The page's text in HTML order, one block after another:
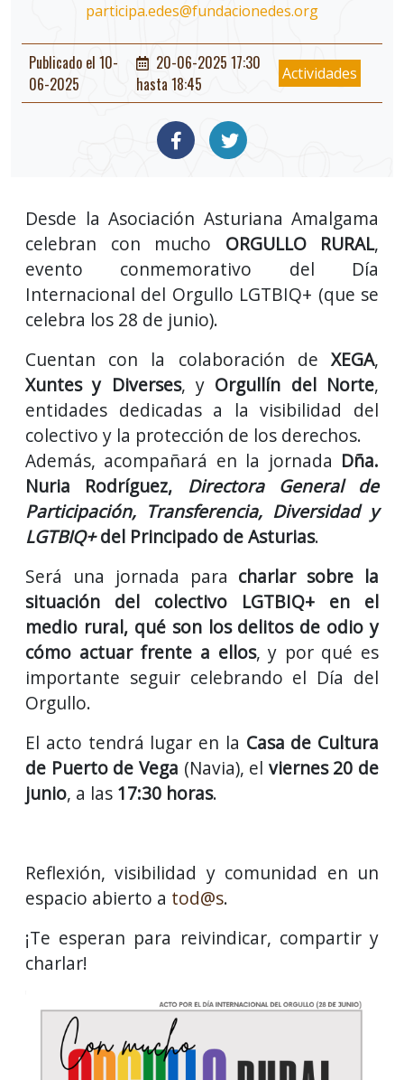
participa.edes@fundacionedes.org
Publicado el 10-
06-2025
20-06-2025 17:30
hasta 18:45
Actividades
Desde la Asociación Asturiana Amalgama
celebran con mucho ORGULLO RURAL,
evento conmemorativo del Día
Internacional del Orgullo LGTBIQ+ (que se
celebra los 28 de junio).
Cuentan con la colaboración de XEGA,
Xuntes y Diverses, y Orgullín del Norte,
entidades dedicadas a la visibilidad del
colectivo y la protección de los derechos.
Además, acompañará en la jornada Dña.
Nuria Rodríguez, Directora General de
Participación, Transferencia, Diversidad y
LGTBIQ+del Principado de Asturias.
Será una jornada para charlar sobre la
situación del colectivo LGTBIQ+ en el
medio rural, qué son los delitos de odio y
cómo actuar frente a ellos, y por qué es
importante seguir celebrando el Día del
Orgullo.
El acto tendrá lugar en la Casa de Cultura
de Puerto de Vega (Navia), el viernes 20 de
junio, a las 17:30 horas.
Reflexión, visibilidad y comunidad en un
espacio abierto a tod@s.
¡Te esperan para reivindicar, compartir y
charlar!